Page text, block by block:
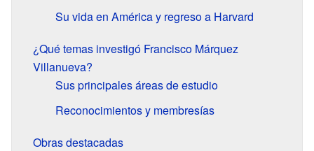
Su vida en América y regreso a Harvard
¿Qué temas investigó Francisco Márquez
Villanueva?
Sus principales áreas de estudio
Reconocimientos y membresías
Obras destacadas